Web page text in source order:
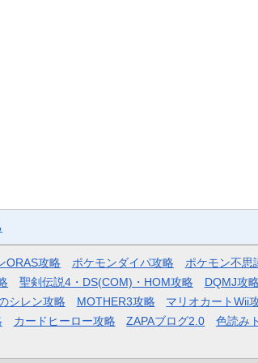
ORAS攻略 ポケモンダイパ攻略 ポケモン不思
聖剣伝説4・DS(COM)・HOM攻略 DQMJ攻
シレン攻略 MOTHER3攻略 マリオカートWii
カードヒーロー攻略 ZAPAブログ2.0 色読み